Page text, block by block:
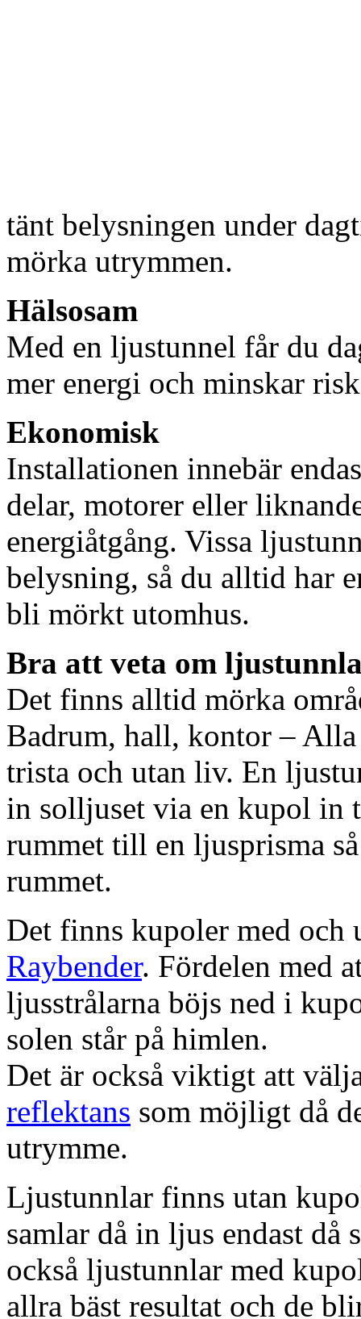
tänt belysningen under
mörka utrymmen.
Hälsosam
Med en ljustunnel får du
mer energi och minskar
Ekonomisk
Installationen innebär
delar, motorer eller
energiåtgång. Vissa
belysning, så du alltid har
bli mörkt utomhus.
Bra att veta om
Det finns alltid mörka
Badrum, hall, kontor – Alla
trista och utan liv. En
in solljuset via en kupol in
rummet till en ljusprisma
rummet.
Det finns kupoler med och
Raybender. Fördelen med
ljusstrålarna böjs ned i
solen står på himlen.
Det är också viktigt att
reflektans som möjligt då
utrymme.
Ljustunnlar finns utan
samlar då in ljus endast då
också ljustunnlar med
allra bäst resultat och de